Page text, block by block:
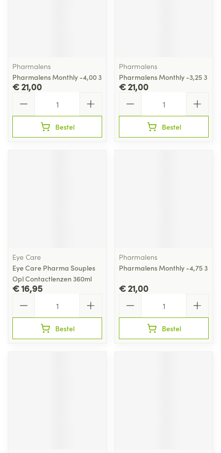
Pharmalens
Pharmalens Monthly -4,00 3
€ 21,00
Bestel
Pharmalens
Pharmalens Monthly -3,25 3
€ 21,00
Bestel
Eye Care
Eye Care Pharma Souples
Opl Contactlenzen 360ml
€ 16,95
Bestel
Pharmalens
Pharmalens Monthly -4,75 3
€ 21,00
Bestel